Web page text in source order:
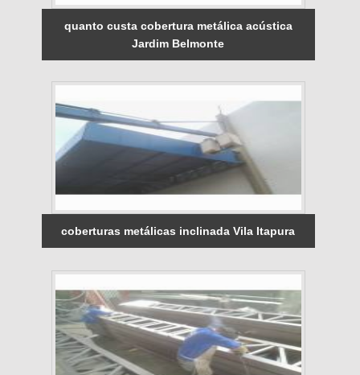
quanto custa cobertura metálica acústica
Jardim Belmonte
coberturas metálicas inclinada Vila Itapura